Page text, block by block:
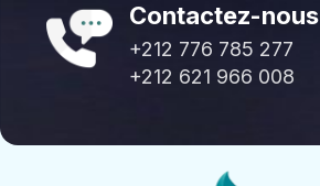
Contactez-nous
+212 776 785 277
+212 621 966 008